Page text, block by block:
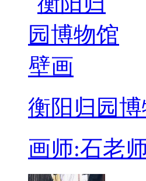
衡阳归园
画师:石老